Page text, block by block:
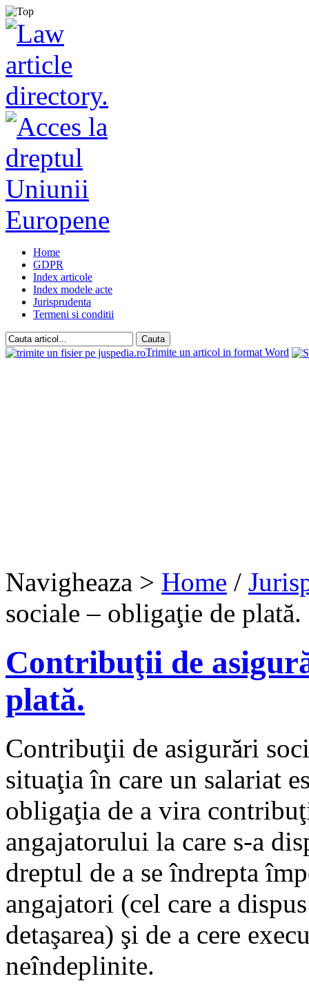
Home
GDPR
Index articole
Index modele acte
Jurisprudenta
Termeni si conditii
Trimite un articol in format Word
Navigheaza > Home /
sociale – obligaţie de
Contribuţii de
plată.
Contribuţii de asigurări
situaţia în care un salariat
obligaţia de a vira
angajatorului la care s-a
dreptul de a se îndrepta
angajatori (cel care a
detaşarea) şi de a cere
neîndeplinite.